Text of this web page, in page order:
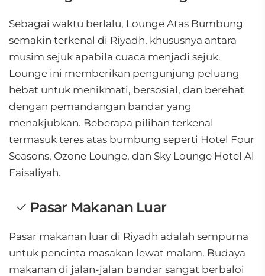
Sebagai waktu berlalu, Lounge Atas Bumbung
semakin terkenal di Riyadh, khususnya antara
musim sejuk apabila cuaca menjadi sejuk.
Lounge ini memberikan pengunjung peluang
hebat untuk menikmati, bersosial, dan berehat
dengan pemandangan bandar yang
menakjubkan. Beberapa pilihan terkenal
termasuk teres atas bumbung seperti Hotel Four
Seasons, Ozone Lounge, dan Sky Lounge Hotel Al
Faisaliyah.
Pasar Makanan Luar
Pasar makanan luar di Riyadh adalah sempurna
untuk pencinta masakan lewat malam. Budaya
makanan di jalan-jalan bandar sangat berbaloi